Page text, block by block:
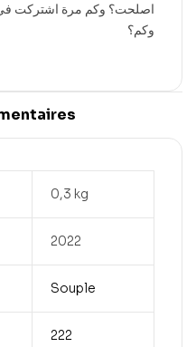
اصلحت؟ وكم مرة اشتركت في
وكم؟
0,3 kg
2022
Souple
222